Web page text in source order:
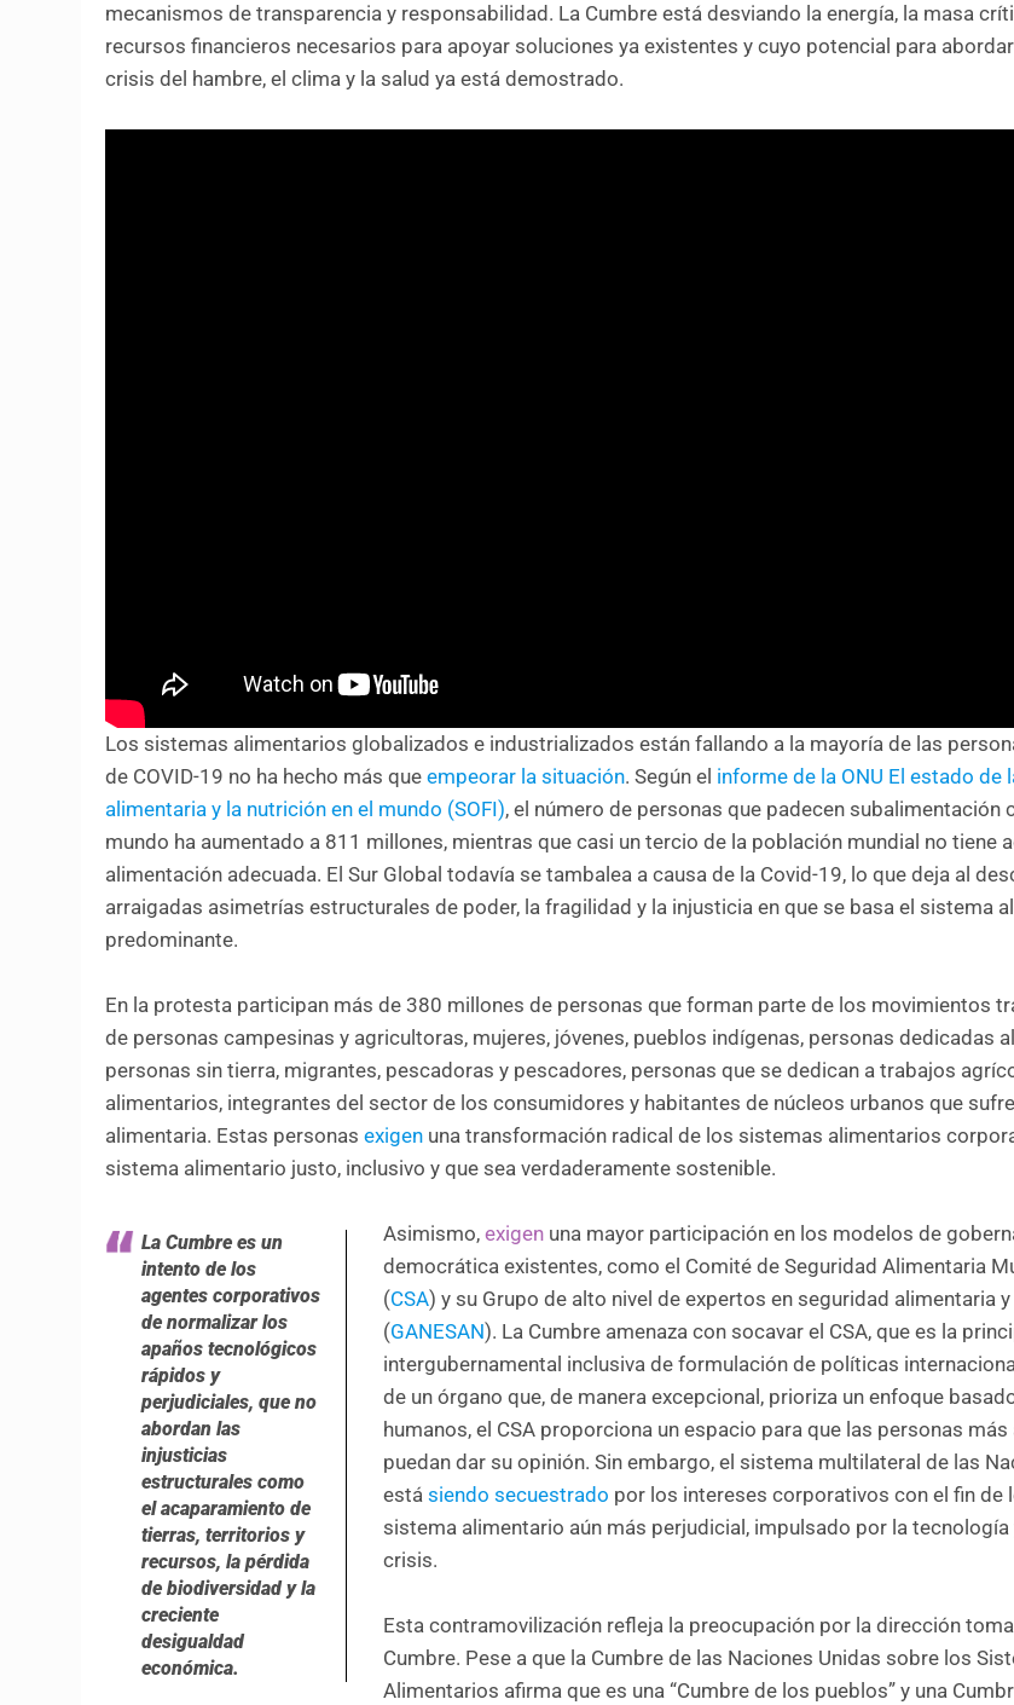
mecanismos de transparencia y responsabilidad. La Cumbre está desviando la energía, la masa
recursos financieros necesarios para apoyar soluciones ya existentes y cuyo potencial para
crisis del hambre, el clima y la salud ya está demostrado.
Los sistemas alimentarios globalizados e industrializados están fallando a la mayoría de las
de COVID-19 no ha hecho más queempeorar la situación. Según el informe de la ONU El estado de
alimentaria y la nutrición en el mundo (SOFI), el número de personas que padecen subalimentación
mundo ha aumentado a 811 millones, mientras que casi un tercio de la población mundial no tiene
alimentación adecuada. El Sur Global todavía se tambalea a causa de la Covid-19, lo que deja al
arraigadas asimetrías estructurales de poder, la fragilidad y la injusticia en que se basa el sistema
predominante.
En la protesta participan más de 380 millones de personas que forman parte de los movimientos
de personas campesinas y agricultoras, mujeres, jóvenes, pueblos indígenas, personas dedicadas
personas sin tierra, migrantes, pescadoras y pescadores, personas que se dedican a trabajos
alimentarios, integrantes del sector de los consumidores y habitantes de núcleos urbanos que
alimentaria. Estas personasexigen una transformación radical de los sistemas alimentarios
sistema alimentario justo, inclusivo y que sea verdaderamente sostenible.
La Cumbre es un
intento de los
agentes corporativos
de normalizar los
apaños tecnológicos
rápidos y
perjudiciales, que no
abordan las
injusticias
estructurales como
el acaparamiento de
tierras, territorios y
recursos, la pérdida
de biodiversidad y la
creciente
desigualdad
económica.
Asimismo,exigen una mayor participación en los modelos de
democrática existentes, como el Comité de Seguridad Alimentaria
(CSA) y su Grupo de alto nivel de expertos en seguridad alimentaria
(GANESAN). La Cumbre amenaza con socavar el CSA, que es la
intergubernamental inclusiva de formulación de políticas
de un órgano que, de manera excepcional, prioriza un enfoque
humanos, el CSA proporciona un espacio para que las personas
puedan dar su opinión. Sin embargo, el sistema multilateral de las
estásiendo secuestrado por los intereses corporativos con el fin de
sistema alimentario aún más perjudicial, impulsado por la tecnología
crisis.
Esta contramovilización refleja la preocupación por la dirección
Cumbre. Pese a que la Cumbre de las Naciones Unidas sobre los
Alimentarios afirma que es una “Cumbre de los pueblos” y una